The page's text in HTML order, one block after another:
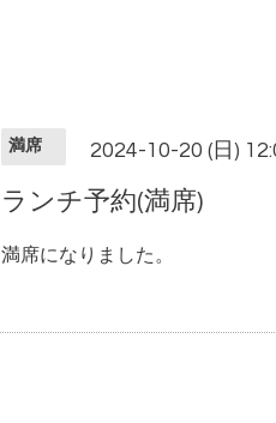
満席 2024-10-20 (日)
ランチ予約(満席)
満席になりました。